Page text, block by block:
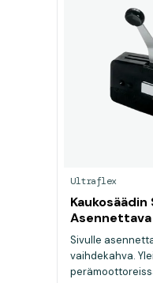
Ultraflex
Kaukosäädin
Asennettava
Sivulle
vaihdekahva.